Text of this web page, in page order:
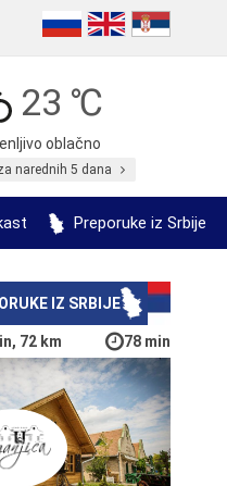
23 ℃
oblačno
narednih 5 dana
Preporuke iz Srbije
IZ SRBIJE
72 km 78 min